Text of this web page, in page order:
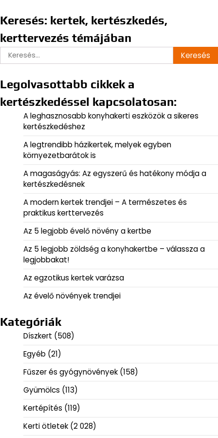
Keresés: kertek, kertészkedés,
kerttervezés témájában
Keresés:
Legolvasottabb cikkek a
kertészkedéssel kapcsolatosan:
A leghasznosabb konyhakerti eszközök a sikeres
kertészkedéshez
A legtrendibb házikertek, melyek egyben
környezetbarátok is
A magaságyás: Az egyszerű és hatékony módja a
kertészkedésnek
A modern kertek trendjei – A természetes és
praktikus kerttervezés
Az 5 legjobb évelő növény a kertbe
Az 5 legjobb zöldség a konyhakertbe – válassza a
legjobbakat!
Az egzotikus kertek varázsa
Az évelő növények trendjei
Kategóriák
Díszkert (508)
Egyéb (21)
Fűszer és gyógynövények (158)
Gyümölcs (113)
Kertépítés (119)
Kerti ötletek (2 028)